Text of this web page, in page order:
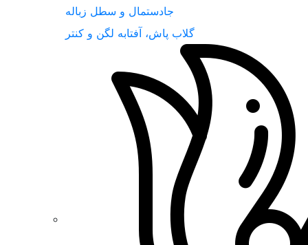
جادستمال و سطل زباله
گلاب پاش، آفتابه لگن و کنتر